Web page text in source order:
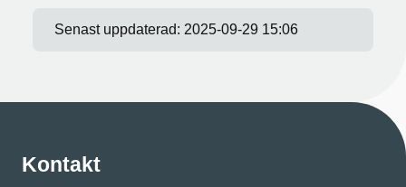
Senast uppdaterad: 2025-09-29 15:06
Kontakt